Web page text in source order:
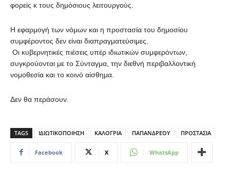
φορείς κ τους δημόσιους λειτουργούς.
Η εφαρμογή των νόμων και η προστασία του δημοσίου
συμφέροντος δεν είναι διαπραγματεύσιμες.
Οι κυβερνητικές πιέσεις υπέρ ιδιωτικών συμφερόντων,
συγκρούονται με το Σύνταγμα, την διεθνή περιβαλλοντική
νομοθεσία και το κοινό αίσθημα.
Δεν θα περάσουν.
TAGS ΙΔΙΩΤΙΚΟΠΟΙΗΣΗ ΚΑΛΟΓΡΙΑ ΠΑΠΑΝΔΡΕΟΥ ΠΡΟΣΤΑΣΙΑ
Facebook X WhatsApp